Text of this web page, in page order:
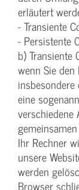
erläutert
- Transiente
- Persistente
b) Transiente
wenn Sie
insbesondere
eine
verschiedene
Ihr Rechner
unsere
werden
Browser